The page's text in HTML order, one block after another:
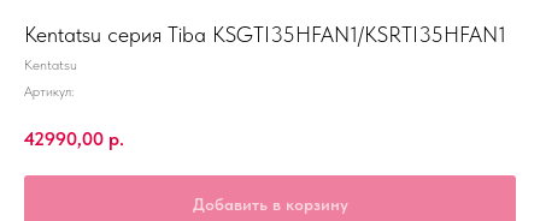
Kentatsu серия Tiba KSGTI35HFAN1/KSRTI35HFAN1
Kentatsu
Артикул:
42990,00 р.
Добавить в корзину